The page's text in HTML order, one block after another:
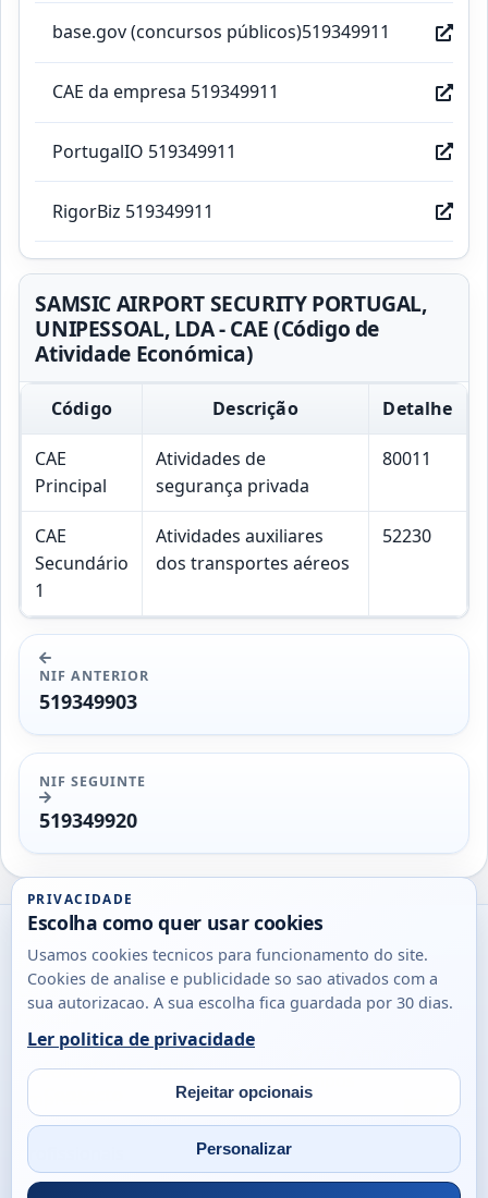
base.gov (concursos públicos)519349911
CAE da empresa 519349911
PortugalIO 519349911
RigorBiz 519349911
SAMSIC AIRPORT SECURITY PORTUGAL,
UNIPESSOAL, LDA - CAE (Código de
Atividade Económica)
Código Descrição Detalhe
CAE
Principal
Atividades de
segurança privada
80011
CAE
Secundário
1
Atividades auxiliares
dos transportes aéreos
52230
NIF ANTERIOR
519349903
NIF SEGUINTE
519349920
Utils
DB
Consultas
para
cidadaos,
em
SobrePrivacidade
Campos
Email
PRIVACIDADE
Escolha como quer usar cookies
Usamos cookies tecnicos para funcionamento do site.
Cookies de analise e publicidade so sao ativados com a
sua autorizacao. A sua escolha fica guardada por 30 dias.
Ler politica de privacidade
Rejeitar opcionais
Personalizar